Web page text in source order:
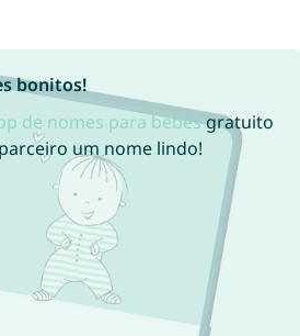
bonitos!
de nomes para bebêsgratuito
um nome lindo!